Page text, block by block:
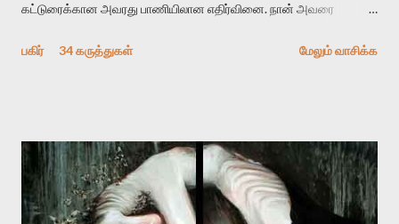
கட்டுரைக்கான அவரது பாணியிலான எதிர்வினை. நான் அவரை
பதிவை படித்த நண்பர்கள் பலரும் அவருக்காக இரக்கப்பட்டார்கள்.
தனது இணையதளத்திலே தொடர்ந்து பதிவு செய்கிறார். உயிர்மை
இன்னும் சில வருடங்களுக்கு தனக்கு எதிராக எழுத்தாளர்களை ஏவி
விட்டபடி இருக்கும் என்று ஒரு அச்சத்தை வெளிப்படுத்தியபடி
பகிர் 34 கருத்துகள் மேலும் வாசிக்க